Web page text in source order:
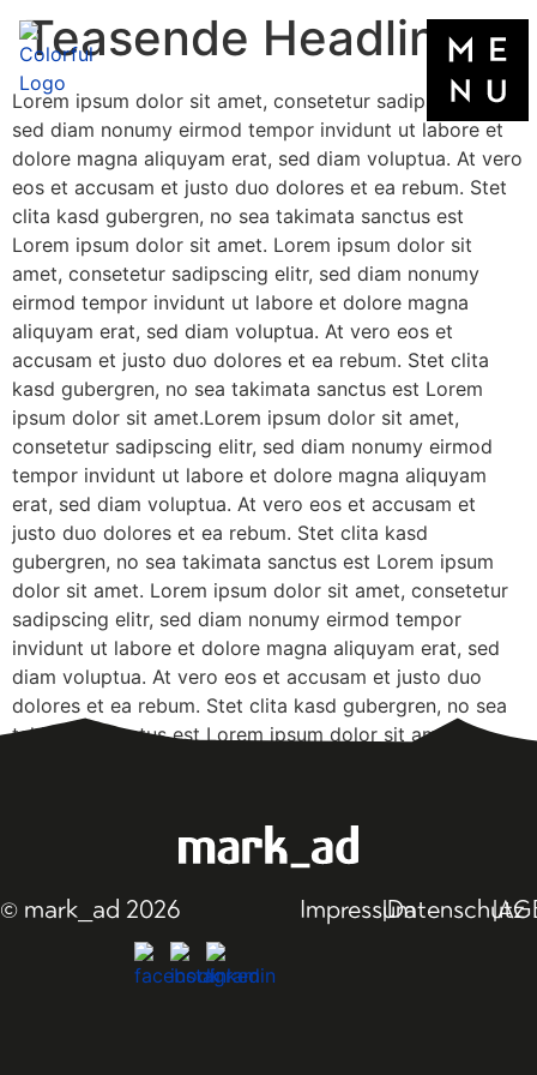
Teasende Headline
Lorem ipsum dolor sit amet, consetetur sadipscing elitr,
sed diam nonumy eirmod tempor invidunt ut labore et
dolore magna aliquyam erat, sed diam voluptua. At vero
eos et accusam et justo duo dolores et ea rebum. Stet
clita kasd gubergren, no sea takimata sanctus est
Lorem ipsum dolor sit amet. Lorem ipsum dolor sit
amet, consetetur sadipscing elitr, sed diam nonumy
eirmod tempor invidunt ut labore et dolore magna
aliquyam erat, sed diam voluptua. At vero eos et
accusam et justo duo dolores et ea rebum. Stet clita
kasd gubergren, no sea takimata sanctus est Lorem
ipsum dolor sit amet.Lorem ipsum dolor sit amet,
consetetur sadipscing elitr, sed diam nonumy eirmod
tempor invidunt ut labore et dolore magna aliquyam
erat, sed diam voluptua. At vero eos et accusam et
justo duo dolores et ea rebum. Stet clita kasd
gubergren, no sea takimata sanctus est Lorem ipsum
dolor sit amet. Lorem ipsum dolor sit amet, consetetur
sadipscing elitr, sed diam nonumy eirmod tempor
invidunt ut labore et dolore magna aliquyam erat, sed
diam voluptua. At vero eos et accusam et justo duo
dolores et ea rebum. Stet clita kasd gubergren, no sea
takimata sanctus est Lorem ipsum dolor sit amet.
© mark_ad 2026 Impressum
|Datenschutz
|